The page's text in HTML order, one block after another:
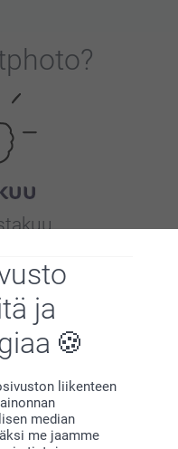
ja
liikenteen
median
me jaamme
?
tilauksista